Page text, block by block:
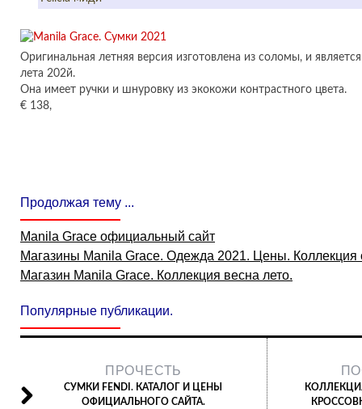
Оригинальная летняя версия изготовлена из соломы, и
лета 202й.
Она имеет ручки и шнуровку из экокожи контрастного цвета.
€ 138,
Продолжая тему ...
Manila Grace официальный сайт
Магазины Manila Grace. Одежда 2021. Цены. Коллекция
Магазин Manila Grace. Коллекция весна лето.
Популярные публикации.
ПРОЧЕСТЬ
СУМКИ FENDI. КАТАЛОГ И ЦЕНЫ
ОФИЦИАЛЬНОГО САЙТА.